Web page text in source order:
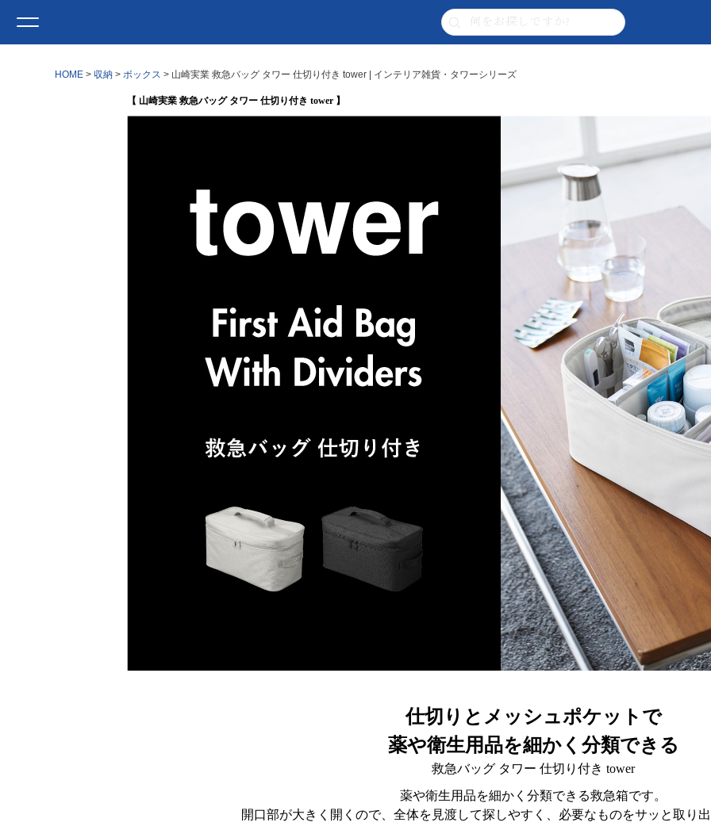
HOME 収納 ボックス 山崎実業 救急バッグ タワー 仕切り付き tower | インテリア雑貨・タワーシリーズ
【 山崎実業 救急バッグ タワー 仕切り付き tower 】
仕切りとメッシュポケットで
薬や衛生用品を細かく分類できる
救急バッグ タワー 仕切り付き tower
薬や衛生用品を細かく分類できる救急箱です。
開口部が大きく開くので、全体を見渡して探しやすく、必要なものをサッと取り出